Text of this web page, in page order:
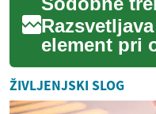
potrebne za
element pri
jedilnice,
in
doživetje
ŽIVLJENJSKI SLOG